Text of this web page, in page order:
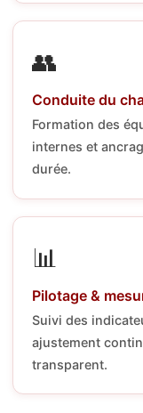
👥
Conduite du
Formation des
internes et
durée.
📊
Pilotage &
Suivi des
ajustement
transparent.